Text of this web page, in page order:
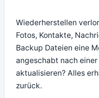
Wiederherstellen
Fotos, Kontakte,
Backup Dateien eine
angeschabt nach
aktualisieren? Alles
zurück.